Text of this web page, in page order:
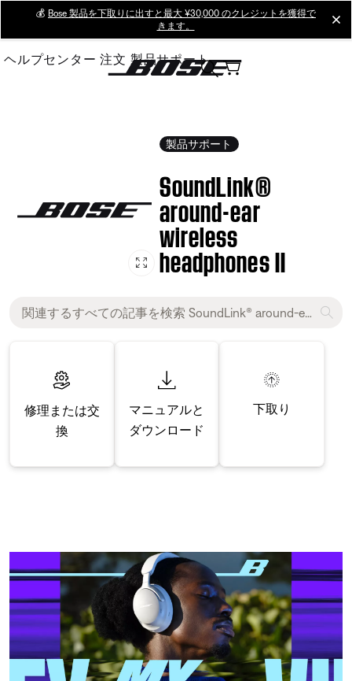
Main
💰 Bose 製品を下取りに出すと最大 ¥30,000 のクレジットを獲得で
きます。
ヘルプセンター 注文 製品サポート
製品サポート
SoundLink®
around-ear
wireless
headphones II
修理または交
換
マニュアルと
ダウンロード
下取り